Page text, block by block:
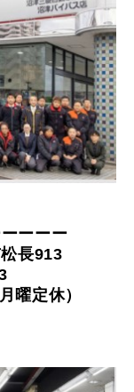
ーーー
長913
曜定休）